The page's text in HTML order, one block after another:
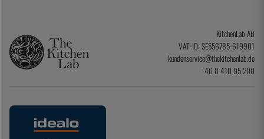
KitchenLab AB
VAT-ID: SE556785-619901
kundenservice@thekitchenlab.de
+46 8 410 95 200